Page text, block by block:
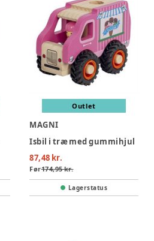
Outlet
MAGNI
Isbil i træ med gummihjul
87,48 kr.
Før174,95 kr.
Lagerstatus